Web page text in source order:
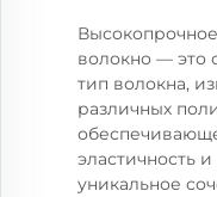
волокно — это
тип волокна,
различных
эластичность
уникальное